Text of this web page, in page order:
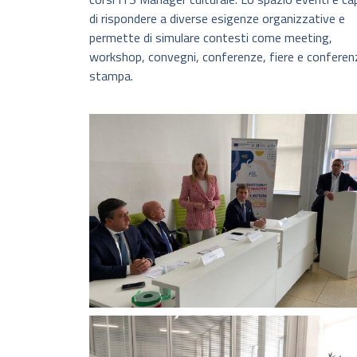
di rispondere a diverse esigenze organizzative e
permette di simulare contesti come meeting,
workshop, convegni, conferenze, fiere e
stampa.